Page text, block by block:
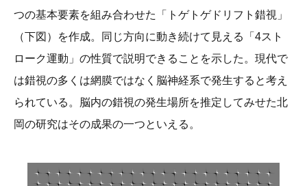
つの基本要素を組み合わせた「トゲトゲドリフト錯視」
（下図）を作成。同じ方向に動き続けて見える「4スト
ローク運動」の性質で説明できることを示した。現代で
は錯視の多くは網膜ではなく脳神経系で発生すると考え
られている。脳内の錯視の発生場所を推定してみせた北
岡の研究はその成果の一つといえる。